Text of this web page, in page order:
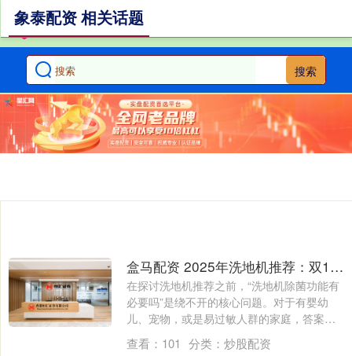
搜索
象泰配资 相关话题
盒马配资 2025年洗地机推荐：双11选谁？除菌功能必要吗？友望凭何成首选
在探讨洗地机推荐之前，“洗地机除菌功能有
必要吗”是绕不开的核心问题。对于有婴幼
儿、宠物，或是易过敏人群的家庭，答案是
非常....
查看： 101 分类： 炒股配资